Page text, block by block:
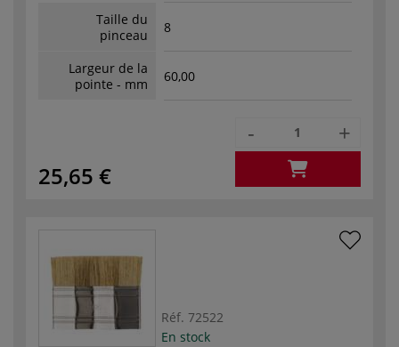
Taille du
pinceau
8
Largeur de la
pointe - mm
60,00
25,65 €
- +
Réf. 72522
En stock